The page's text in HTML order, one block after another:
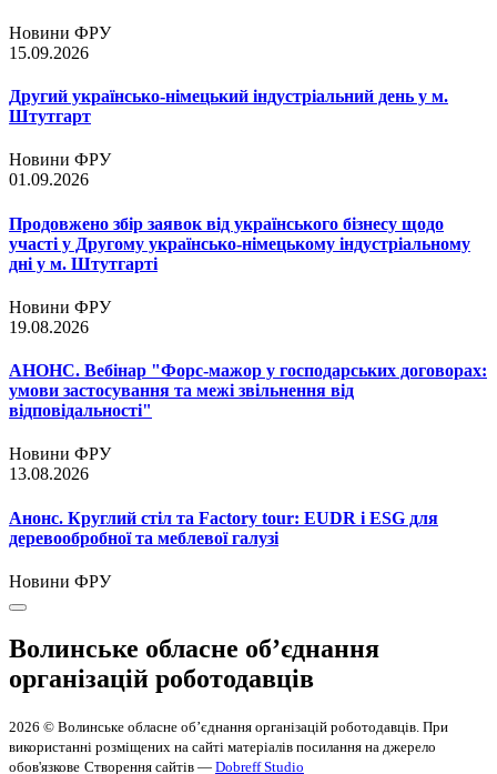
Новини ФРУ
15.09.2026
Другий українсько-німецький індустріальний день у м.
Штутгарт
Новини ФРУ
01.09.2026
Продовжено збір заявок від українського бізнесу щодо
участі у Другому українсько-німецькому індустріальному
дні у м. Штутгарті
Новини ФРУ
19.08.2026
АНОНС. Вебінар "Форс-мажор у господарських договорах:
умови застосування та межі звільнення від
відповідальності"
Новини ФРУ
13.08.2026
Анонс. Круглий стіл та Factory tour: EUDR і ESG для
деревообробної та меблевої галузі
Новини ФРУ
Волинське обласне об’єднання
організацій роботодавців
2026 © Волинське обласне об’єднання організацій роботодавців. При
використанні розміщених на сайті матеріалів посилання на джерело
обов'язкове Створення сайтів — Dobreff Studio